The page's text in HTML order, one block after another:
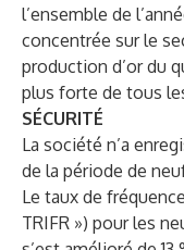
l’ensemble de
concentrée sur le
production d’or du
plus forte de tous
SÉCURITÉ
La société n’a
de la période de
Le taux de
TRIFR ») pour les